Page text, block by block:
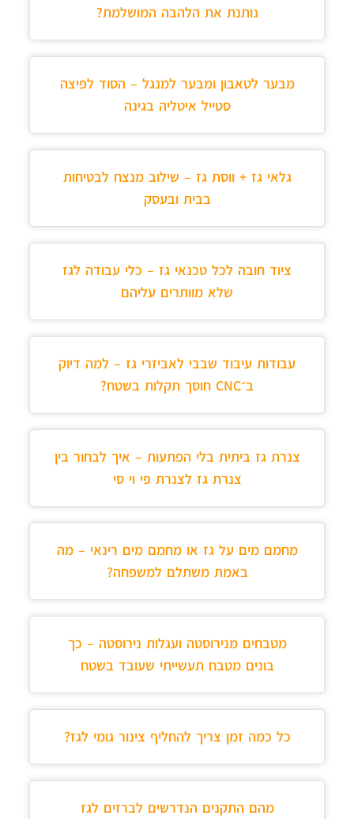
נותנת את הלהבה המושלמת?
מבער לטאבון ומבער למנגל – הסוד לפיצה
סטייל איטליה בגינה
גלאי גז + ווסת גז – שילוב מנצח לבטיחות
בבית ובעסק
ציוד חובה לכל טכנאי גז – כלי עבודה לגז
שלא מוותרים עליהם
עבודות עיבוד שבבי לאביזרי גז – למה דיוק
ב־CNC חוסך תקלות בשטח?
צנרת גז ביתית בלי הפתעות – איך לבחור בין
צנרת גז לצנרת פי וי סי
מחמם מים על גז או מחמם מים רינאי – מה
באמת משתלם למשפחה?
מטבחים מנירוסטה ועגלות נירוסטה – כך
בונים מטבח תעשייתי שעובד בשטח
כל כמה זמן צריך להחליף צינור גומי לגז?
מהם התקנים הנדרשים לברזים לגז